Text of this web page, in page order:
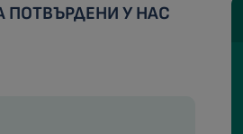
ПОТВЪРДЕНИ У НАС